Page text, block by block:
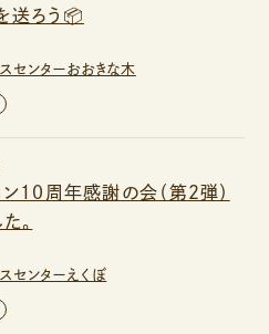
送ろう📦
センターおおきな木
１０周年感謝の会（第２弾）
。
センターえくぼ